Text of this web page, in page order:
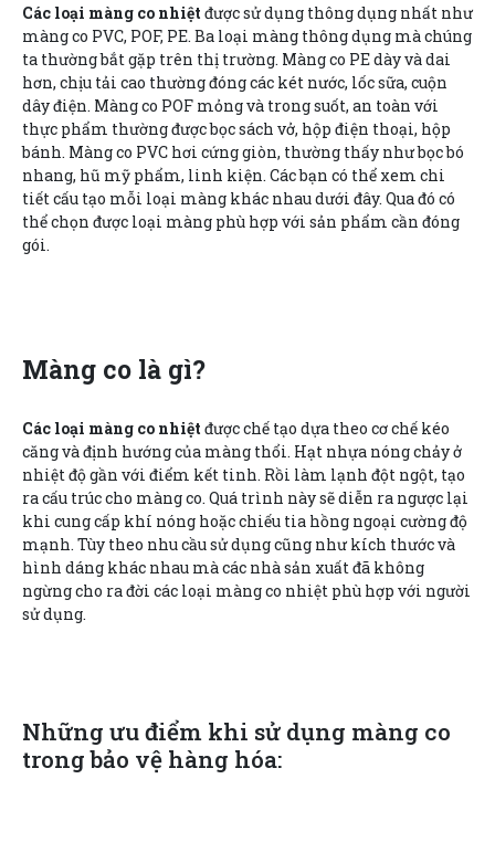
Các loại màng co nhiệt được sử dụng thông dụng nhất như
màng co PVC, POF, PE. Ba loại màng thông dụng mà chúng
ta thường bắt gặp trên thị trường. Màng co PE dày và dai
hơn, chịu tải cao thường đóng các két nước, lốc sữa, cuộn
dây điện. Màng co POF mỏng và trong suốt, an toàn với
thực phẩm thường được bọc sách vở, hộp điện thoại, hộp
bánh. Màng co PVC hơi cứng giòn, thường thấy như bọc bó
nhang, hũ mỹ phẩm, linh kiện. Các bạn có thể xem chi
tiết cấu tạo mỗi loại màng khác nhau dưới đây. Qua đó có
thể chọn được loại màng phù hợp với sản phẩm cần đóng
gói.
Màng co là gì?
Các loại màng co nhiệt được chế tạo dựa theo cơ chế kéo
căng và định hướng của màng thổi. Hạt nhựa nóng chảy ở
nhiệt độ gần với điểm kết tinh. Rồi làm lạnh đột ngột, tạo
ra cấu trúc cho màng co. Quá trình này sẽ diễn ra ngược lại
khi cung cấp khí nóng hoặc chiếu tia hồng ngoại cường độ
mạnh. Tùy theo nhu cầu sử dụng cũng như kích thước và
hình dáng khác nhau mà các nhà sản xuất đã không
ngừng cho ra đời các loại màng co nhiệt phù hợp với người
sử dụng.
Những ưu điểm khi sử dụng màng co
trong bảo vệ hàng hóa: